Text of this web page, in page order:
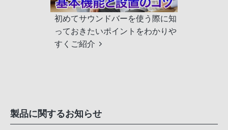
初めてサウンドバーを使う際に知
っておきたいポイントをわかりや
すくご紹介
製品に関するお知らせ